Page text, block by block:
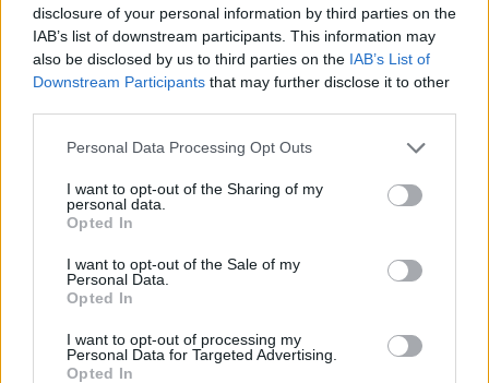
disclosure of your personal information by third parties on the
IAB’s list of downstream participants. This information may
also be disclosed by us to third parties on the IAB’s List of
Downstream Participants that may further disclose it to other
Personal Data Processing Opt Outs
I want to opt-out of the Sharing of my
personal data.
Opted In
I want to opt-out of the Sale of my
Personal Data.
Opted In
I want to opt-out of processing my
Personal Data for Targeted Advertising.
Opted In
Γάτα Βεγγάλης